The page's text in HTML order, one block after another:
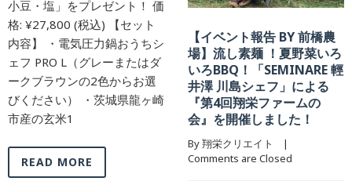
ント！ 価
【セット
おうちシ
またはダ
からお選
県龍ヶ崎
【イベント報告 BY 前橋農
場】流し素麺 ！夏野菜いろ
いろBBQ！「SEMINARE 輕
井澤 川島シェフ」による
『第4回翔栄ファームの
会』を開催しました！
By 翔栄クリエイト    |
Comments are Closed
【イベント報
崎農場】夏野
食会をしまし
Comments are
皆さんこんに